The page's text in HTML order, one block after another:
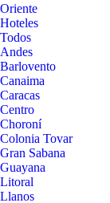
Oriente
Hoteles
Todos
Andes
Barlovento
Canaima
Caracas
Centro
Choroní
Colonia Tovar
Gran Sabana
Guayana
Litoral
Llanos